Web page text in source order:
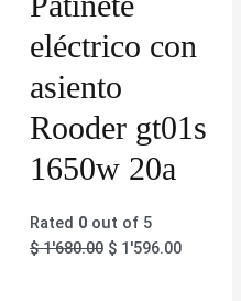
eléctrico con
asiento
Rooder gt01s
1650w 20a
Rated 0out of 5
$1'680.00 $1'596.00